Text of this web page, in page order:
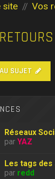
site Vos
SUJET
Réseaux
par YAZ
Les tags des
par redd